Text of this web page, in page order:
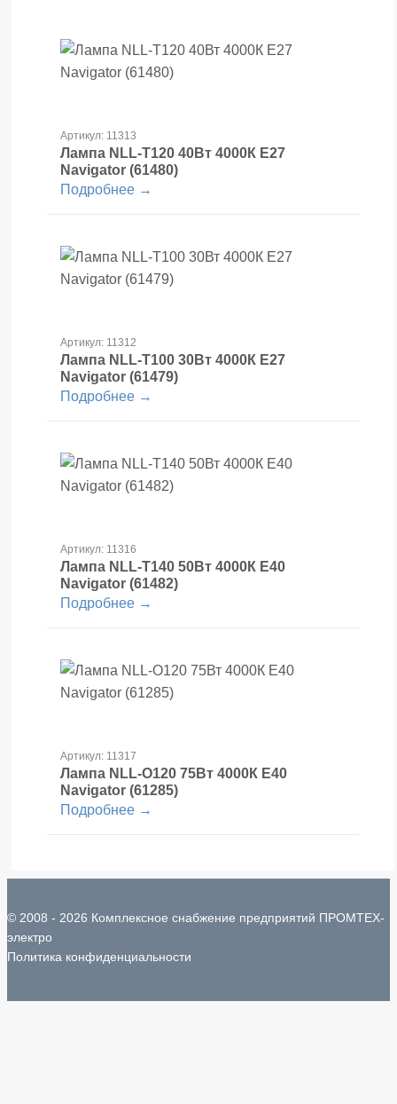
Артикул: 11313
Лампа NLL-T120 40Вт 4000К Е27
Navigator (61480)
Подробнее →
Артикул: 11312
Лампа NLL-T100 30Вт 4000К Е27
Navigator (61479)
Подробнее →
Артикул: 11316
Лампа NLL-T140 50Вт 4000К Е40
Navigator (61482)
Подробнее →
Артикул: 11317
Лампа NLL-O120 75Вт 4000К Е40
Navigator (61285)
Подробнее →
© 2008 - 2026 Комплексное снабжение предприятий ПРОМТЕХ-
электро
Политика конфиденциальности